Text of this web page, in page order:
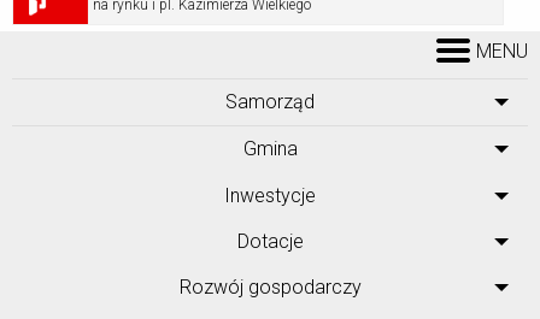
na rynku i pl. Kazimierza Wielkiego
MENU
Samorząd
Gmina
Inwestycje
Dotacje
Rozwój gospodarczy